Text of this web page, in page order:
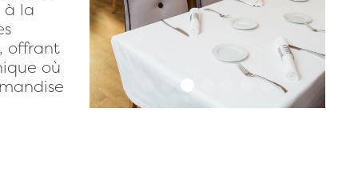
à la
offrant
où